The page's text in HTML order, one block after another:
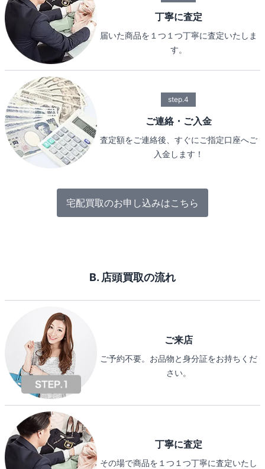
丁寧に査定
届いた商品を１つ１つ丁寧に査定いたしま
す。
step.4
ご連絡・ご入金
査定額をご連絡後、すぐにご指定口座へご
入金します！
宅配買取のお申し込みはこちら
B. 店頭買取の流れ
ご来店
ご予約不要。お品物と身分証をお持ちくだ
さい。
丁寧に査定
その場で商品を１つ１つ丁寧に査定いたし